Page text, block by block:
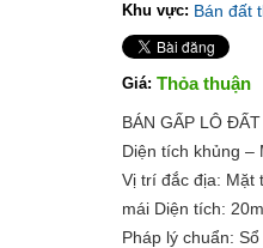
Khu vực: Bán đất
Giá: Thỏa thuận
BÁN GẤP LÔ
Diện tích khủng –
Vị trí đắc địa: Mặt
mái Diện tích:
Pháp lý chuẩn: